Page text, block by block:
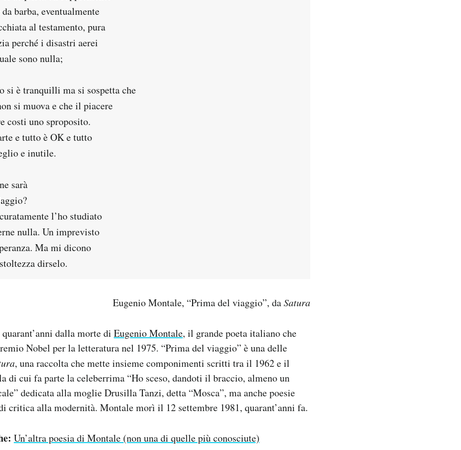
barba, eventualmente
al testamento, pura
perché i disastri aerei
sono nulla;
si è tranquilli ma si sospetta che
si muova e che il piacere
costi uno sproposito.
e tutto è OK e tutto
e inutile.
sarà
l’ho studiato
nulla. Un imprevisto
Ma mi dicono
dirselo.
Eugenio Montale, “Prima del viaggio”, daSatura
quarant’anni dalla morte di Eugenio Montale, il grande poeta italiano che
Nobel per la letteratura nel 1975. “Prima del viaggio” è una delle
, una raccolta che mette insieme componimenti scritti tra il 1962 e il
di cui fa parte la celeberrima “Ho sceso, dandoti il braccio, almeno un
dedicata alla moglie Drusilla Tanzi, detta “Mosca”, ma anche poesie
critica alla modernità. Montale morì il 12 settembre 1981, quarant’anni fa.
Un’altra poesia di Montale (non una di quelle più conosciute)